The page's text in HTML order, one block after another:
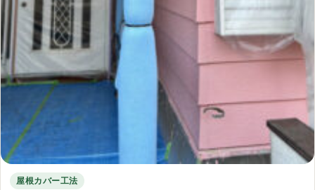
屋根カバー工法